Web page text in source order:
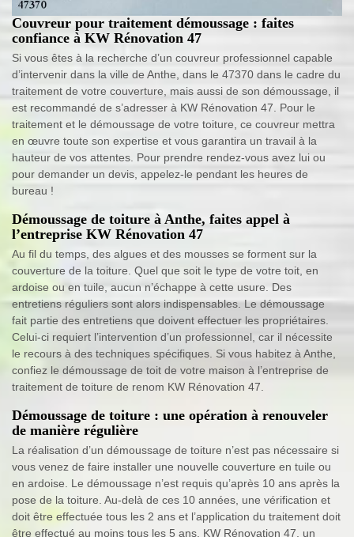
Couvreur pour traitement démoussage : faites
confiance à KW Rénovation 47
Si vous êtes à la recherche d’un couvreur professionnel capable
d’intervenir dans la ville de Anthe, dans le 47370 dans le cadre du
traitement de votre couverture, mais aussi de son démoussage, il
est recommandé de s’adresser à KW Rénovation 47. Pour le
traitement et le démoussage de votre toiture, ce couvreur mettra
en œuvre toute son expertise et vous garantira un travail à la
hauteur de vos attentes. Pour prendre rendez-vous avez lui ou
pour demander un devis, appelez-le pendant les heures de
bureau !
Démoussage de toiture à Anthe, faites appel à
l’entreprise KW Rénovation 47
Au fil du temps, des algues et des mousses se forment sur la
couverture de la toiture. Quel que soit le type de votre toit, en
ardoise ou en tuile, aucun n’échappe à cette usure. Des
entretiens réguliers sont alors indispensables. Le démoussage
fait partie des entretiens que doivent effectuer les propriétaires.
Celui-ci requiert l’intervention d’un professionnel, car il nécessite
le recours à des techniques spécifiques. Si vous habitez à Anthe,
confiez le démoussage de toit de votre maison à l’entreprise de
traitement de toiture de renom KW Rénovation 47.
Démoussage de toiture : une opération à renouveler
de manière régulière
La réalisation d’un démoussage de toiture n’est pas nécessaire si
vous venez de faire installer une nouvelle couverture en tuile ou
en ardoise. Le démoussage n’est requis qu’après 10 ans après la
pose de la toiture. Au-delà de ces 10 années, une vérification et
doit être effectuée tous les 2 ans et l’application du traitement doit
être effectué au moins tous les 5 ans. KW Rénovation 47, un